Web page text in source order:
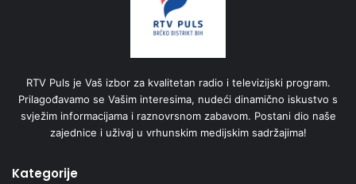
RTV Puls je Vaš izbor za kvalitetan radio i televizijski program.
Prilagođavamo se Vašim interesima, nudeći dinamično iskustvo s
svježim informacijama i raznovrsnom zabavom. Postani dio naše
zajednice i uživaj u vrhunskim medijskim sadržajima!
Kategorije